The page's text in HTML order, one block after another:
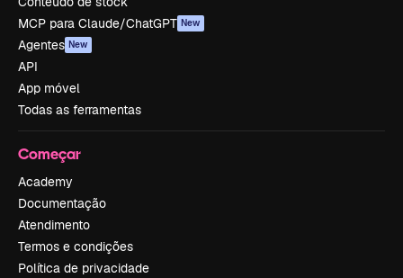
MCP para Claude/ChatGPT New
Agentes New
API
App móvel
Todas as ferramentas
Começar
Academy
Documentação
Atendimento
Termos e condições
Política de privacidade